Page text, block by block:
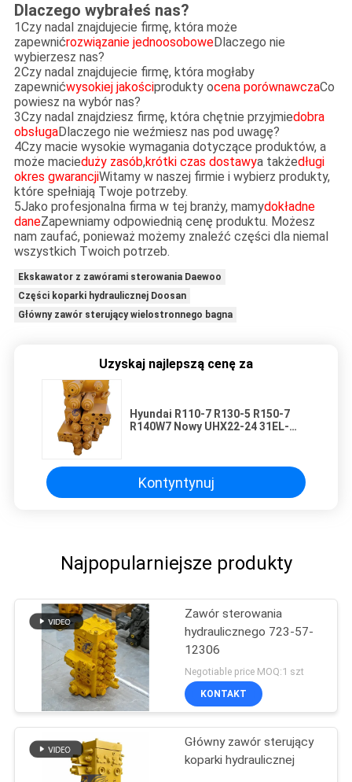
Dlaczego wybrałeś nas?
1Czy nadal znajdujecie firmę, która może
zapewnićrozwiązanie jednoosoboweDlaczego nie
wybierzesz nas?
2Czy nadal znajdujecie firmę, która mogłaby
zapewnićwysokiej jakościprodukty ocena porównawczaCo
powiesz na wybór nas?
3Czy nadal znajdziesz firmę, która chętnie przyjmiedobra
obsługaDlaczego nie weźmiesz nas pod uwagę?
4Czy macie wysokie wymagania dotyczące produktów, a
może macieduży zasób,krótki czas dostawya takżedługi
okres gwarancjiWitamy w naszej firmie i wybierz produkty,
które spełniają Twoje potrzeby.
5Jako profesjonalna firma w tej branży, mamydokładne
daneZapewniamy odpowiednią cenę produktu. Możesz
nam zaufać, ponieważ możemy znaleźć części dla niemal
wszystkich Twoich potrzeb.
Ekskawator z zawórami sterowania Daewoo
Części koparki hydraulicznej Doosan
Główny zawór sterujący wielostronnego bagna
Uzyskaj najlepszą cenę za
Hyundai R110-7 R130-5 R150-7
R140W7 Nowy UHX22-24 31EL-
Kontyntynuj
Najpopularniejsze produkty
Zawór sterowania
hydraulicznego 723-57-
12306
Negotiable price MOQ:1 szt
KONTAKT
Główny zawór sterujący
koparki hydraulicznej